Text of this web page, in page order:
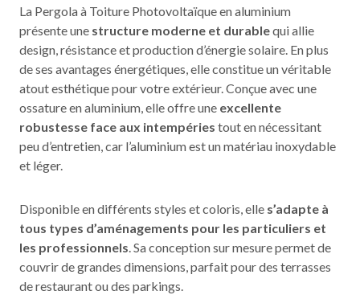
La Pergola à Toiture Photovoltaïque en aluminium
présente une structure moderne et durablequi allie
design, résistance et production d’énergie solaire. En plus
de ses avantages énergétiques, elle constitue un véritable
atout esthétique pour votre extérieur. Conçue avec une
ossature en aluminium, elle offre une excellente
robustesse face aux intempéries tout en nécessitant
peu d’entretien, car l’aluminium est un matériau inoxydable
et léger.
Disponible en différents styles et coloris, elle s’adapte à
tous types d’aménagements pour les particuliers et
les professionnels. Sa conception sur mesure permet de
couvrir de grandes dimensions, parfait pour des terrasses
de restaurant ou des parkings.